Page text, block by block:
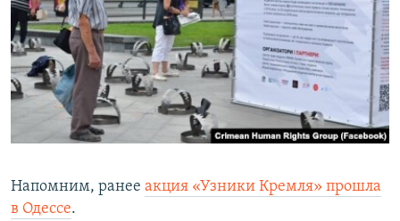
Напомним, ранее акция «Узники Кремля» прошла
в Одессе.